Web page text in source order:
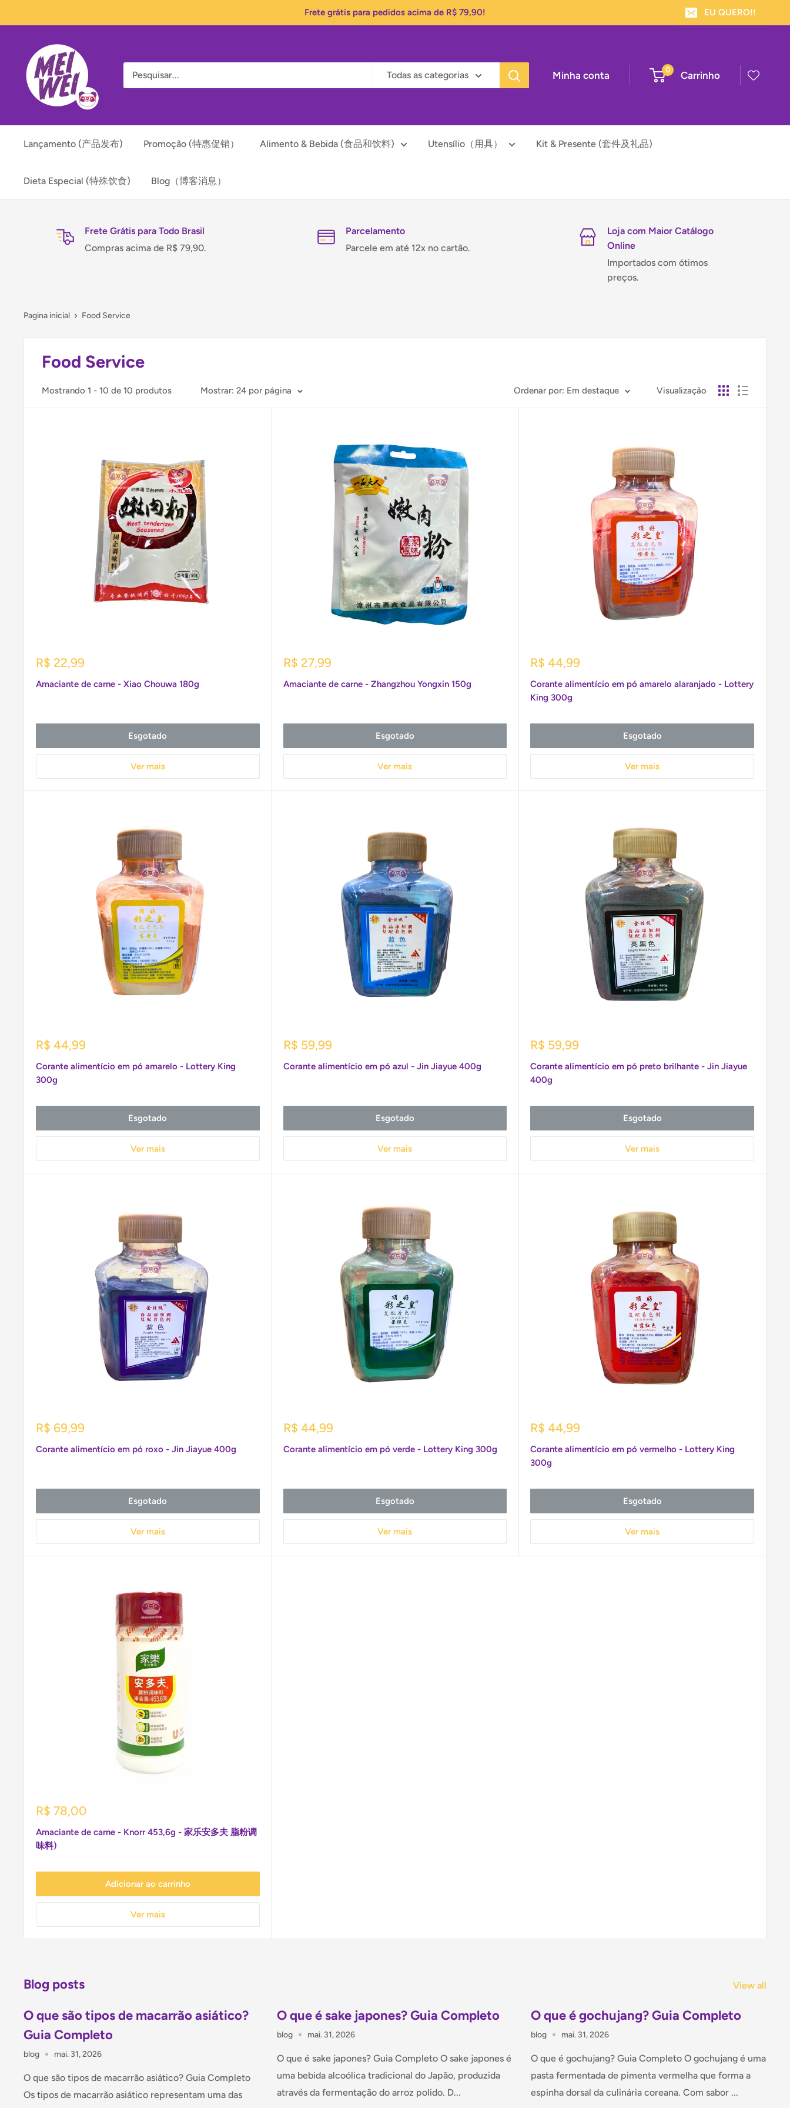
para
conteúdo
Frete grátis para pedidos acima de R$ 79,90! EU QUERO!!
Wei
Todas as categorias
Minha conta 0 Carrinho
Lançamento (产品发布) Promoção (特惠促销） Alimento & Bebida (食品和饮料) Utensílio（用具） Kit & Presente (套件及礼品)
Dieta Especial (特殊饮食) Blog（博客消息）
Frete Grátis para Todo Brasil
Compras acima de R$ 79,90.
Parcelamento
Parcele em até 12x no cartão.
Loja com Maior Catálogo
Online
Importados com ótimos
preços.
Pagina inicial Food Service
Food Service
Mostrando 1 - 10 de 10 produtos Mostrar: 24 por página Ordenar por: Em destaque Visualização
Preço
R$ 22,99
Amaciante de carne - Xiao Chouwa 180g
Esgotado
Ver mais
Preço
R$ 27,99
Amaciante de carne - Zhangzhou Yongxin 150g
Esgotado
Ver mais
Preço
R$ 44,99
Corante alimentício em pó amarelo alaranjado - Lottery
King 300g
Esgotado
Ver mais
Preço
R$ 44,99
Corante alimentício em pó amarelo - Lottery King
300g
Esgotado
Ver mais
Preço
R$ 59,99
Corante alimentício em pó azul - Jin Jiayue 400g
Esgotado
Ver mais
Preço
R$ 59,99
Corante alimentício em pó preto brilhante - Jin Jiayue
400g
Esgotado
Ver mais
Preço
R$ 69,99
Corante alimentício em pó roxo - Jin Jiayue 400g
Esgotado
Ver mais
Preço
R$ 44,99
Corante alimentício em pó verde - Lottery King 300g
Esgotado
Ver mais
Preço
R$ 44,99
Corante alimentício em pó vermelho - Lottery King
300g
Esgotado
Ver mais
Preço
R$ 78,00
Amaciante de carne - Knorr 453,6g - 家乐安多夫 脂粉调
味料)
Adicionar ao carrinho
Ver mais
Blog posts View all
O que são tipos de macarrão asiático?
Guia Completo
blog mai. 31, 2026
O que são tipos de macarrão asiático? Guia Completo
Os tipos de macarrão asiático representam uma das
O que é sake japones? Guia Completo
blog mai. 31, 2026
O que é sake japones? Guia Completo O sake japones é
uma bebida alcoólica tradicional do Japão, produzida
através da fermentação do arroz polido. D...
O que é gochujang? Guia Completo
blog mai. 31, 2026
O que é gochujang? Guia Completo O gochujang é uma
pasta fermentada de pimenta vermelha que forma a
espinha dorsal da culinária coreana. Com sabor ...